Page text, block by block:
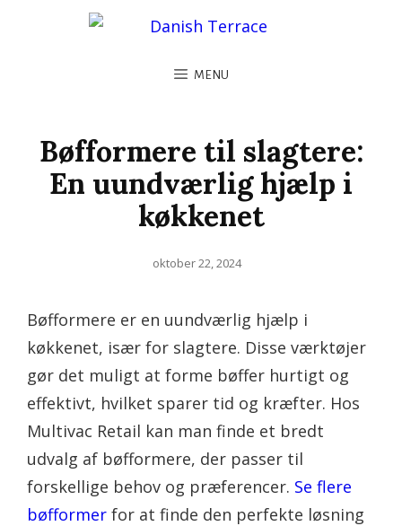
MENU
Bøfformere til slagtere:
En uundværlig hjælp i
køkkenet
Posted
oktober 22, 2024
Bøfformere er en uundværlig hjælp i
køkkenet, især for slagtere. Disse værktøjer
gør det muligt at forme bøffer hurtigt og
effektivt, hvilket sparer tid og kræfter. Hos
Multivac Retail kan man finde et bredt
udvalg af bøfformere, der passer til
forskellige behov og præferencer. Se flere
bøfformer for at finde den perfekte løsning